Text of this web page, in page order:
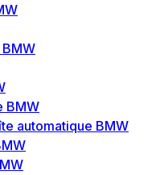
BMW
automatique BMW